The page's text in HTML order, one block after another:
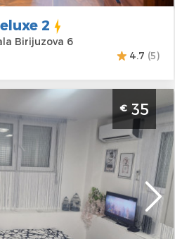
2
Birijuzova 6
4.7 (5)
Beograd Zvezdara.
20m2, idealan je za
Kvadratura :20
€35